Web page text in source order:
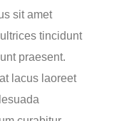
sit amet
tincidunt
praesent.
lacus laoreet